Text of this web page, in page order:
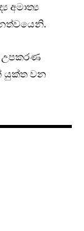
අමාත්‍ය
උපකරණ
යුක්ත වන